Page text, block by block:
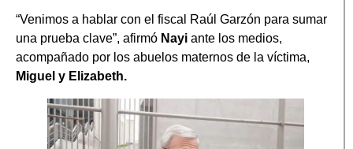
“Venimos a hablar con el fiscal Raúl Garzón para sumar
una prueba clave”, afirmó Nayi ante los medios,
acompañado por los abuelos maternos de la víctima,
Miguel y Elizabeth.